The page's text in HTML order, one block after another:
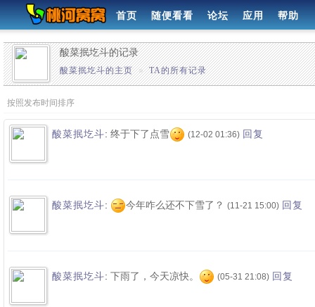
首页 随便看看 论坛 应用 帮助
酸菜抿圪斗的记录
酸菜抿圪斗的主页 » TA的所有记录
按照发布时间排序
酸菜抿圪斗: 终于下了点雪 (12-02 01:36) 回复
酸菜抿圪斗: 今年咋么还不下雪了？ (11-21 15:00) 回复
酸菜抿圪斗: 下雨了，今天凉快。 (05-31 21:08) 回复